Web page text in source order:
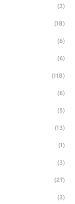
(3)
(18)
(6)
(6)
(118)
(6)
(5)
(13)
(1)
(3)
(27)
(3)